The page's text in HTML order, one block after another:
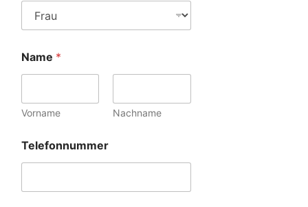
Name *
Vorname Nachname
Telefonnummer